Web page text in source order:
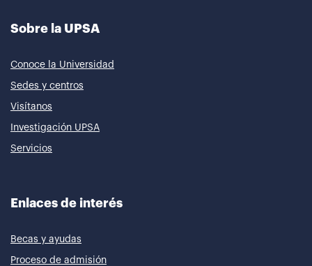
Sobre la UPSA
Conoce la Universidad
Sedes y centros
Visítanos
Investigación UPSA
Servicios
Enlaces de interés
Becas y ayudas
Proceso de admisión